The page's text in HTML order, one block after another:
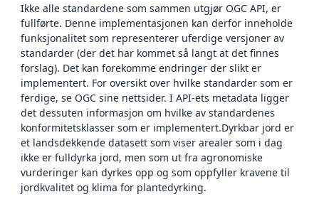
Ikke alle standardene som sammen utgjør OGC API, er
fullførte. Denne implementasjonen kan derfor inneholde
funksjonalitet som representerer uferdige versjoner av
standarder (der det har kommet så langt at det finnes
forslag). Det kan forekomme endringer der slikt er
implementert. For oversikt over hvilke standarder som er
ferdige, se OGC sine nettsider. I API-ets metadata ligger
det dessuten informasjon om hvilke av standardenes
konformitetsklasser som er implementert.Dyrkbar jord er
et landsdekkende datasett som viser arealer som i dag
ikke er fulldyrka jord, men som ut fra agronomiske
vurderinger kan dyrkes opp og som oppfyller kravene til
jordkvalitet og klima for plantedyrking.